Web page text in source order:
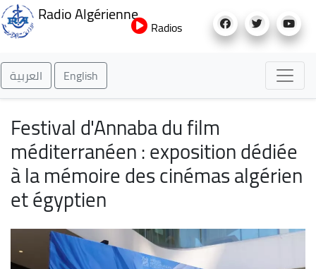
au
Radio Algérienne
Radios
العربية English
Festival d'Annaba du film
méditerranéen : exposition dédiée
à la mémoire des cinémas algérien
et égyptien